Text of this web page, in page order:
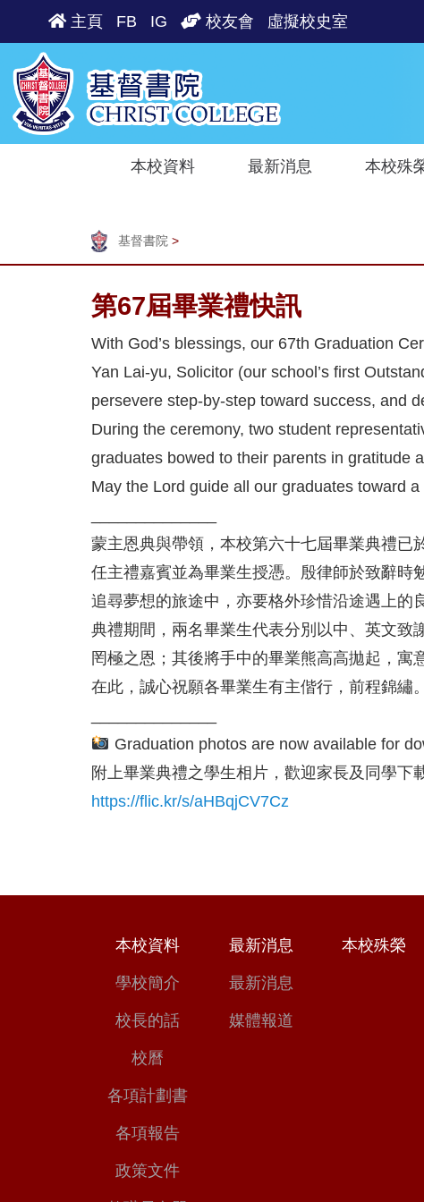
主頁 FB IG 校友會 虛擬校史室
本校資料 最新消息 本校殊
基督書院 >
第67屆畢業禮快訊
With God’s blessings, our 67th Graduation
Yan Lai-yu, Solicitor (our school’s first
persevere step-by-step toward success, and
During the ceremony, two student
graduates bowed to their parents in gratitude
May the Lord guide all our graduates toward
蒙主恩典與帶領，本校第六十七屆畢業典禮已
任主禮嘉賓並為畢業生授憑。殷律師於致辭時
追尋夢想的旅途中，亦要格外珍惜沿途遇上的
典禮期間，兩名畢業生代表分別以中、英文致
罔極之恩；其後將手中的畢業熊高高拋起，寓
在此，誠心祝願各畢業生有主偕行，前程錦繡。
Graduation photos are now available for
附上畢業典禮之學生相片，歡迎家長及同學下
https://flic.kr/s/aHBqjCV7Cz
本校資料
學校簡介
校長的話
校曆
各項計劃書
各項報告
政策文件
最新消息
最新消息
媒體報道
本校殊榮